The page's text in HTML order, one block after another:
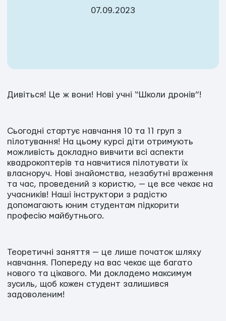
07.09.2023
Дивіться! Це ж вони! Нові учні “Школи дронів”!
Сьогодні стартує навчання 10 та 11 груп з
пілотування! На цьому курсі діти отримують
можливість докладно вивчити всі аспекти
квадрокоптерів та навчитися пілотувати їх
власноруч. Нові знайомства, незабутні враження
та час, проведений з користю, — це все чекає на
учасників! Наші інструктори з радістю
допомагають юним студентам підкорити
професію майбутнього.
Теоретичні заняття — це лише початок шляху
навчання. Попереду на вас чекає ще багато
нового та цікавого. Ми докладемо максимум
зусиль, щоб кожен студент залишився
задоволеним!